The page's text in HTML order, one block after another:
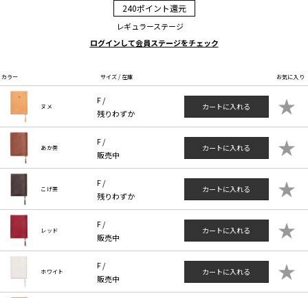
240ポイント還元
レギュラーステージ
ログインして会員ステージをチェック
カラー サイズ / 在庫 お気に入り
ヌメ
F /
残りわずか
カートに入れる ★
あか茶
F /
販売中
カートに入れる ★
こげ茶
F /
残りわずか
カートに入れる ★
レッド
F /
販売中
カートに入れる ★
ホワイト
F /
販売中
カートに入れる ★